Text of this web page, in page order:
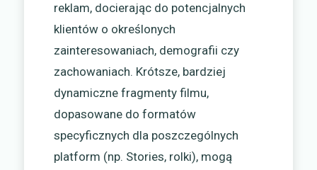
reklam, docierając do potencjalnych
klientów o określonych
zainteresowaniach, demografii czy
zachowaniach. Krótsze, bardziej
dynamiczne fragmenty filmu,
dopasowane do formatów
specyficznych dla poszczególnych
platform (np. Stories, rolki), mogą